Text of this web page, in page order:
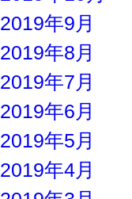
2019年9月
2019年8月
2019年7月
2019年6月
2019年5月
2019年4月